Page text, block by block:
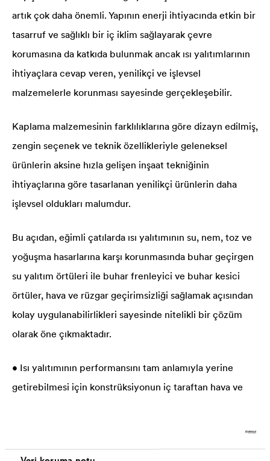
artık çok daha önemli. Yapının enerji ihtiyacında etkin bir
tasarruf ve sağlıklı bir iç iklim sağlayarak çevre
korumasına da katkıda bulunmak ancak ısı yalıtımlarının
ihtiyaçlara cevap veren, yenilikçi ve işlevsel
malzemelerle korunması sayesinde gerçekleşebilir.
Kaplama malzemesinin farklılıklarına göre dizayn edilmiş,
zengin seçenek ve teknik özellikleriyle geleneksel
ürünlerin aksine hızla gelişen inşaat tekniğinin
ihtiyaçlarına göre tasarlanan yenilikçi ürünlerin daha
işlevsel oldukları malumdur.
Bu açıdan, eğimli çatılarda ısı yalıtımının su, nem, toz ve
yoğuşma hasarlarına karşı korunmasında buhar geçirgen
su yalıtım örtüleri ile buhar frenleyici ve buhar kesici
örtüler, hava ve rüzgar geçirimsizliği sağlamak açısından
kolay uygulanabilirlikleri sayesinde nitelikli bir çözüm
olarak öne çıkmaktadır.
• Isı yalıtımının performansını tam anlamıyla yerine
getirebilmesi için konstrüksiyonun iç taraftan hava ve